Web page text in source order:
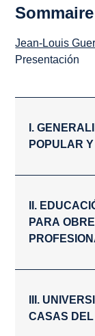
Sommaire
Jean-Louis
Presentación
I.
POPULAR
II.
PARA
III.
CASAS